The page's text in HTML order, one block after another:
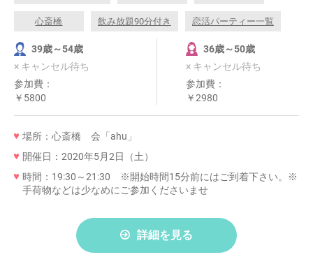
心斎橋 飲み放題90分付き 恋活パーティー一覧
39歳～54歳
× キャンセル待ち
参加費：
￥5800
36歳～50歳
× キャンセル待ち
参加費：
￥2980
場所：心斎橋 会「ahu」
開催日：2020年5月2日（土）
時間：19:30～21:30 ※開始時間15分前にはご到着下さい。※
手荷物などは少なめにご参加くださいませ
詳細を見る